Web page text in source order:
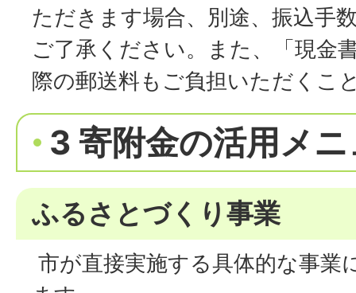
ただきます場合、別途、振込手
ご了承ください。また、「現金
際の郵送料もご負担いただくこ
3 寄附金の活用メ
ふるさとづくり事業
市が直接実施する具体的な事業